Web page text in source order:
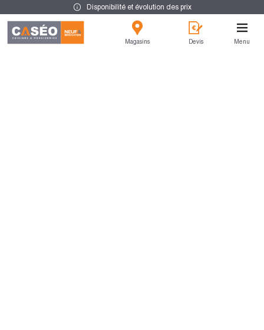
Disponibilité et évolution des prix
Magasins Devis Menu